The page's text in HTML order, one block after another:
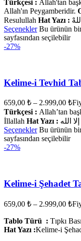
Türkçesi : Allah'tan
Allah'ın Peygamberidir.
Resulullah Hat Yazı :
Seçenekler Bu ürünün
sayfasından seçilebilir
-27%
Kelime-i Tevhid
659,00 ₺ – 2.999,00 ₺
Türkçesi : Allah’tan
İllallah Hat Yazı : الله
Seçenekler Bu ürünün
sayfasından seçilebilir
-27%
Kelime-i Şehadet
659,00 ₺ – 2.999,00 ₺
Tablo Türü : Tıpkı
Hat Yazı :Kelime-i